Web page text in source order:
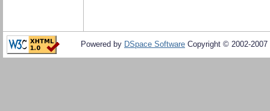
Powered by DSpace Software Copyright © 2002-2007